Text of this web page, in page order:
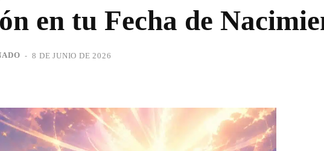
en tu Fecha de
- 8 DE JUNIO DE 2026